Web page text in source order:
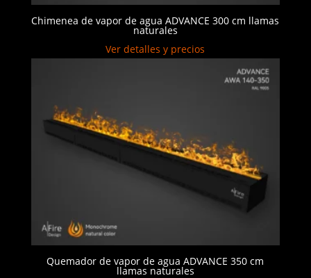
Chimenea de vapor de agua ADVANCE 300 cm llamas
naturales
Ver detalles y precios
Quemador de vapor de agua ADVANCE 350 cm
llamas naturales